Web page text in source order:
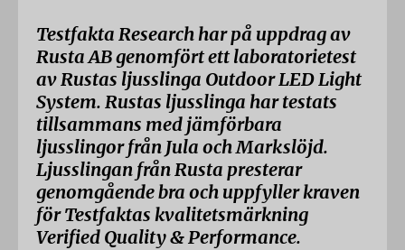
Testfakta Research har på uppdrag av
Rusta AB genomfört ett laboratorietest
av Rustas ljusslinga Outdoor LED Light
System. Rustas ljusslinga har testats
tillsammans med jämförbara
ljusslingor från Jula och Markslöjd.
Ljusslingan från Rusta presterar
genomgående bra och uppfyller kraven
för Testfaktas kvalitetsmärkning
Verified Quality & Performance.